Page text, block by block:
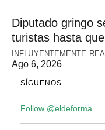
Diputado gringo
turistas hasta
INFLUYENTEMENTE REAL
Ago 6, 2026
SÍGUENOS
Follow @eldeforma